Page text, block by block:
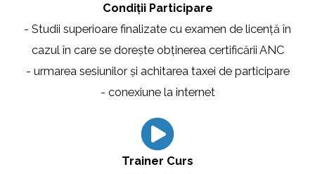
Condiții Participare
- Studii superioare finalizate cu examen de licență în
cazul în care se dorește obținerea certificării ANC
- urmarea sesiunilor și achitarea taxei de participare
- conexiune la internet
Trainer Curs